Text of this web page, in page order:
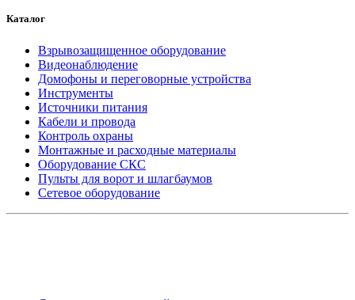
Каталог
Взрывозащищенное оборудование
Видеонаблюдение
Домофоны и переговорные устройства
Инструменты
Источники питания
Кабели и провода
Контроль охраны
Монтажные и расходные материалы
Оборудование СКС
Пульты для ворот и шлагбаумов
Сетевое оборудование